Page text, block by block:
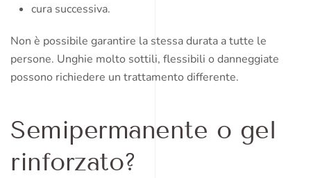
cura successiva.
Non è possibile garantire la stessa durata a tutte le
persone. Unghie molto sottili, flessibili o danneggiate
possono richiedere un trattamento differente.
Semipermanente o gel
rinforzato?